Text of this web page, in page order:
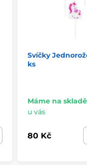
Svíčky
ks
Máme na skladě
u vás
80 Kč